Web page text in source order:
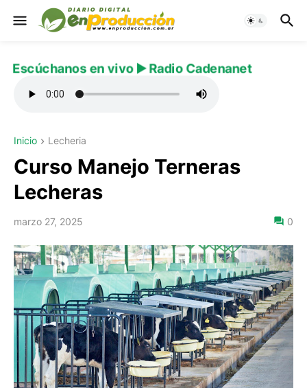
Escúchanos en vivo ▶️ Radio Cadenanet
Inicio Lecheria
Curso Manejo Terneras
Lecheras
marzo 27, 2025 0